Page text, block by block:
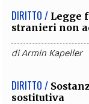
DIRITTO / Legge
stranieri non
diArmin Kapeller
DIRITTO /
sostitutiva